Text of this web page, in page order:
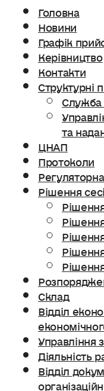
Головна
Новини
Графік
Керівництво
Контакти
Структурні
Служба
та
ЦНАП
Протоколи
Рішення
Склад
Відділ
Управління
Діяльність
Відділ